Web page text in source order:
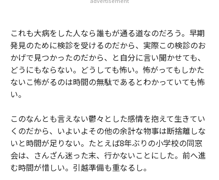
これも大病をした人なら誰もが通る道なのだろう。早期
発見のために検診を受けるのだから、実際この検診のお
かげで見つかったのだから、と自分に言い聞かせても、
どうにもならない。どうしても怖い。怖がってもしかた
ないこ怖がるのは時間の無駄であるとわかっていても怖
い。
このなんとも言えない鬱々とした感情を抱えて生きてい
くのだから、いよいよその他の余計な物事は断捨離しな
いと時間が足りない。たとえば8年ぶりの小学校の同窓
会は、さんざん迷った末、行かないことにした。前へ進
む時間が惜しい。引越準備も重なるし。